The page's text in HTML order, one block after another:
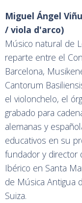
Miguel Ángel
/ viola d'arco)
Músico natural de
reparte entre el
Barcelona,
Cantorum
el violonchelo, el
grabado para
alemanas y
educativos en su
fundador y director
Ibérico en Santa
de Música Antigua
Suiza.